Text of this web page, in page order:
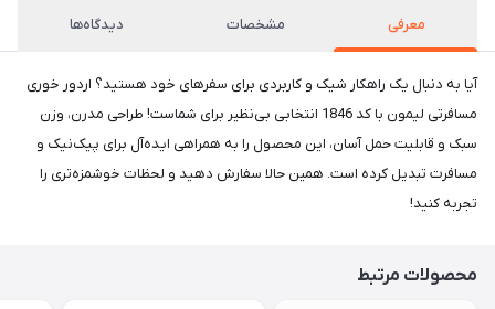
معرفی مشخصات دیدگاه‌ها
آیا به دنبال یک راهکار شیک و کاربردی برای سفرهای خود هستید؟ اردور خوری
مسافرتی لیمون با کد 1846 انتخابی بی‌نظیر برای شماست! طراحی مدرن، وزن
سبک و قابلیت حمل آسان، این محصول را به همراهی ایده‌آل برای پیک‌نیک و
مسافرت تبدیل کرده است. همین حالا سفارش دهید و لحظات خوشمزه‌تری را
تجربه کنید!
محصولات مرتبط